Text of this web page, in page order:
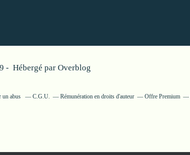
- Hébergé par Overblog
un abus C.G.U. Rémunération en droits d'auteur Offre Premium